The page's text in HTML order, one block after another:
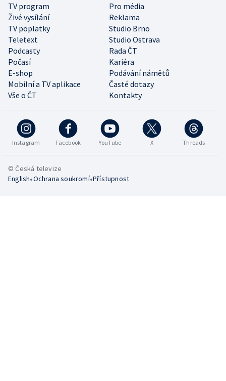
TV program
Pro média
Živé vysílání
Reklama
TV poplatky
Studio Brno
Teletext
Studio Ostrava
Podcasty
Rada ČT
Počasí
Kariéra
E-shop
Podávání námětů
Mobilní a TV aplikace
Časté dotazy
Vše o ČT
Kontakty
Instagram Facebook YouTube X Threads
© Česká televize
English•Ochrana soukromí•Přístupnost